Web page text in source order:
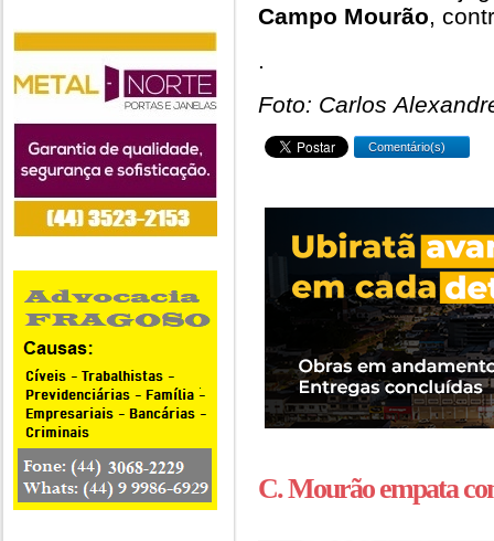
Campo Mourão,
.
Foto: Carlos
Comentário(s)
C. Mourão empata